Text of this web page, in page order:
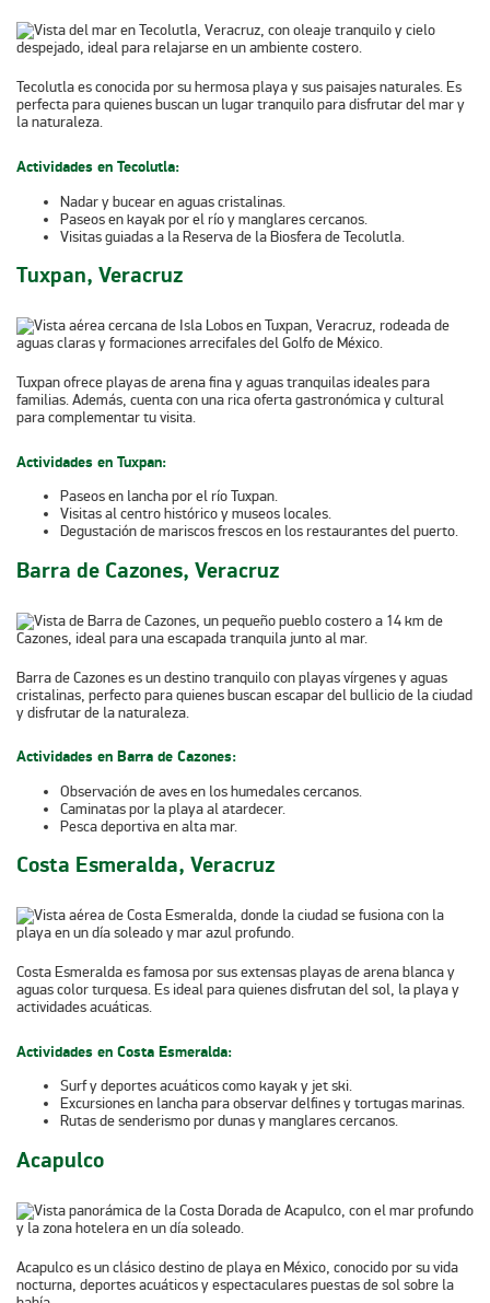
Tecolutla es conocida por su hermosa playa y sus paisajes naturales. Es
perfecta para quienes buscan un lugar tranquilo para disfrutar del mar y
la naturaleza.
Actividades en Tecolutla:
Nadar y bucear en aguas cristalinas.
Paseos en kayak por el río y manglares cercanos.
Visitas guiadas a la Reserva de la Biosfera de Tecolutla.
Tuxpan, Veracruz
Tuxpan ofrece playas de arena fina y aguas tranquilas ideales para
familias. Además, cuenta con una rica oferta gastronómica y cultural
para complementar tu visita.
Actividades en Tuxpan:
Paseos en lancha por el río Tuxpan.
Visitas al centro histórico y museos locales.
Degustación de mariscos frescos en los restaurantes del puerto.
Barra de Cazones, Veracruz
Barra de Cazones es un destino tranquilo con playas vírgenes y aguas
cristalinas, perfecto para quienes buscan escapar del bullicio de la ciudad
y disfrutar de la naturaleza.
Actividades en Barra de Cazones:
Observación de aves en los humedales cercanos.
Caminatas por la playa al atardecer.
Pesca deportiva en alta mar.
Costa Esmeralda, Veracruz
Costa Esmeralda es famosa por sus extensas playas de arena blanca y
aguas color turquesa. Es ideal para quienes disfrutan del sol, la playa y
actividades acuáticas.
Actividades en Costa Esmeralda:
Surf y deportes acuáticos como kayak y jet ski.
Excursiones en lancha para observar delfines y tortugas marinas.
Rutas de senderismo por dunas y manglares cercanos.
Acapulco
Acapulco es un clásico destino de playa en México, conocido por su vida
nocturna, deportes acuáticos y espectaculares puestas de sol sobre la